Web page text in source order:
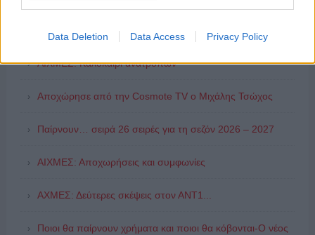
Data Deletion Data Access Privacy Policy
Συζητήσεις για τη λήξη της συνεργασίας
ΑΙΧΜΕΣ: Καλοκαίρι ανατροπών
Αποχώρησε από την Cosmote TV o Μιχάλης Τσώχος
Παίρνουν… σειρά 26 σειρές για τη σεζόν 2026 – 2027
ΑΙΧΜΕΣ: Αποχωρήσεις και συμφωνίες
ΑΧΜΕΣ: Δεύτερες σκέψεις στον ΑΝΤ1...
Ποιοι θα παίρνουν χρήματα και ποιοι θα κόβονται-Ο νέος